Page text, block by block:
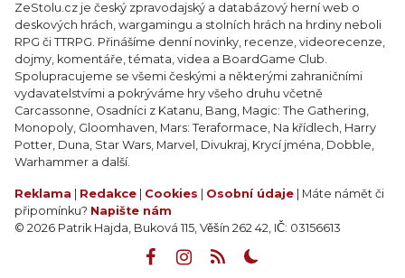
ZeStolu.cz je český zpravodajský a databázový herní web o
deskových hrách, wargamingu a stolních hrách na hrdiny neboli
RPG či TTRPG. Přinášíme denní novinky, recenze, videorecenze,
dojmy, komentáře, témata, videa a BoardGame Club.
Spolupracujeme se všemi českými a některými zahraničními
vydavatelstvími a pokrýváme hry všeho druhu včetně
Carcassonne, Osadníci z Katanu, Bang, Magic: The Gathering,
Monopoly, Gloomhaven, Mars: Teraformace, Na křídlech, Harry
Potter, Duna, Star Wars, Marvel, Divukraj, Krycí jména, Dobble,
Warhammer a další.
Reklama Redakce Cookies Osobní údaje | Máte námět či
připomínku? Napište nám
© 2026 Patrik Hajda, Buková 115, Věšín 262 42, IČ: 03156613